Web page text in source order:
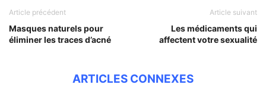
Article précédent
Masques naturels pour
éliminer les traces d’acné
Article suivant
Les médicaments qui
affectent votre sexualité
ARTICLES CONNEXES